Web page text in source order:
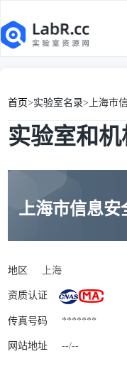
首页>实验室名录> 上海市
实验室和
上海市信息安
地区 上海
资质认证
传真号码 *******
网站地址 --/--